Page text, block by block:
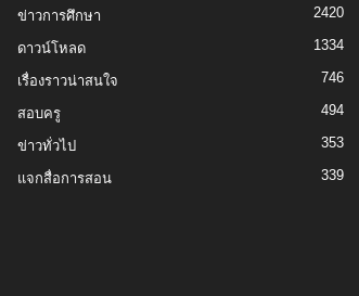
ข่าวการศึกษา 2420
ดาวน์โหลด 1334
เรื่องราวน่าสนใจ 746
สอบครู 494
ข่าวทั่วไป 353
แจกสื่อการสอน 339